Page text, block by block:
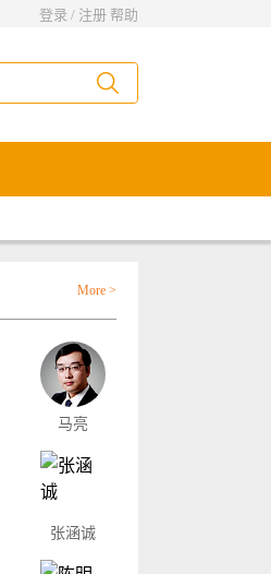
登录 / 注册 帮助
More >
马亮
张涵诚